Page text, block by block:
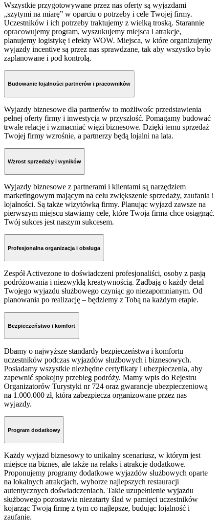
Wszystkie przygotowywane przez nas oferty są wyjazdami
„szytymi na miarę” w oparciu o potrzeby i cele Twojej firmy.
Uczestników i ich potrzeby traktujemy z wielką troską. Starannie
opracowujemy program, wyszukujemy miejsca i atrakcje,
planujemy logistykę i efekty WOW. Miejsca, w które organizujemy
wyjazdy incentive są przez nas sprawdzane, tak aby wszystko było
zaplanowane i pod kontrolą.
Budowanie lojalności partnerów i pracowników
Wyjazdy biznesowe dla partnerów to możliwośc przedstawienia
pełnej oferty firmy i inwestycja w przyszłość. Pomagamy budować
trwałe relacje i wzmacniać więzi biznesowe. Dzięki temu sprzedaż
Twojej firmy wzrośnie, a partnerzy będą lojalni na lata.
Wzrost sprzedaży i wyników
Wyjazdy biznesowe z partnerami i klientami są narzędziem
marketingowym mającym na celu zwiększenie sprzedaży, zaufania i
lojalności. Są także wizytówką firmy. Planując wyjazd zawsze na
pierwszym miejscu stawiamy cele, które Twoja firma chce osiągnąć.
Twój sukces jest naszym sukcesem.
Profesjonalna organizacja i obsługa
Zespół Activezone to doświadczeni profesjonaliści, osoby z pasją
podróżowania i niezwykłą kreatywnością. Zadbają o każdy detal
Twojego wyjazdu służbowego czyniąc go niezapomnianym. Od
planowania po realizację – będziemy z Tobą na każdym etapie.
Bezpieczeństwo i komfort
Dbamy o najwyższe standardy bezpieczeństwa i komfortu
uczestników podczas wyjazdów służbowych i biznesowych.
Posiadamy wszystkie niezbędne certyfikaty i ubezpieczenia, aby
zapewnić spokojny przebieg podróży. Mamy wpis do Rejestru
Organizatorów Turystyki nr 724 oraz gwarancje ubezpieczeniową
na 1.000.000 zł, która zabezpiecza organizowane przez nas
wyjazdy.
Program dodatkowy
Każdy wyjazd biznesowy to unikalny scenariusz, w którym jest
miejsce na biznes, ale także na relaks i atrakcje dodatkowe.
Proponujemy programy dodatkowe wyjazdów służbowych oparte
na lokalnych atrakcjach, wyborze najlepszych restauracji
autentycznych doświadczeniach. Takie uzupełnienie wyjazdu
służbowego pozostawia niezatarty ślad w pamięci uczestników
kojarząc Twoją firmę z tym co najlepsze, budując lojalność i
zaufanie.